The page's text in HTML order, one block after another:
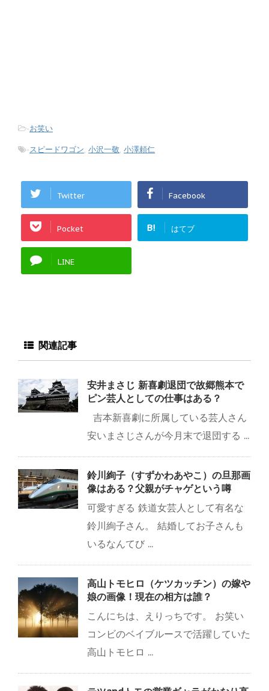
-お笑い
-スピードワゴン, 小沢一敬, 小澤頼仁
Twitter Facebook
Pocket B! はてブ
LINE
関連記事
安井まさじ 新喜劇退団で故郷熊本で
ピン芸人としての仕事はある？
吉本新喜劇に所属している芸人さん
安いまさじさんが今月末で退団する ...
鈴川絢子（すずかわあやこ）の旦那画
像はある？父親がチャゲという噂
可愛すぎる 鉄道女芸人として有名な
鈴川絢子さん。 結婚してお子さんも
いるなんてび ...
高山トモヒロ（ケツカッチン）の嫁や
娘の画像！現在の相方は誰？
こんにちは、えりっちです。 お笑い
コンビのベイブルースで活躍していた
高山トモヒロ ...